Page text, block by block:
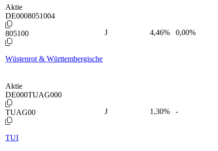
Aktie
DE0008051004
805100
Wüstenrot & Württembergische
J 4,46% 0,00%
Aktie
DE000TUAG000
TUAG00
TUI
J 1,30% -